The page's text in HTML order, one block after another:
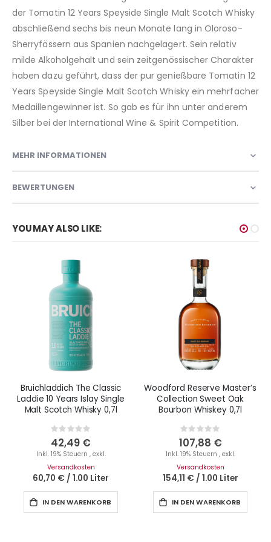
der Tomatin 12 Years Speyside Single Malt Scotch Whisky
abschließend sechs bis neun Monate lang in Oloroso-
Sherryfässern aus Spanien nachgelagert. Sein relativ
milde Alkoholgehalt und sein zeitgenössischer Charakter
haben dazu geführt, dass der pur genießbare Tomatin 12
Years Speyside Single Malt Scotch Whisky ein mehrfacher
Medaillengewinner ist. So gab es für ihn unter anderem
Silber bei der International Wine & Spirit Competition.
MEHR INFORMATIONEN
BEWERTUNGEN
YOU MAY ALSO LIKE:
Bruichladdich The Classic
Laddie 10 Years Islay Single
Malt Scotch Whisky 0,7l
Rating:
0%
42,49 €
Inkl. 19% Steuern , exkl.
Versandkosten
60,70 € / 1.00 Liter
IN DEN WARENKORB
Woodford Reserve Master’s
Collection Sweet Oak
Bourbon Whiskey 0,7l
Rating:
0%
107,88 €
Inkl. 19% Steuern , exkl.
Versandkosten
154,11 € / 1.00 Liter
IN DEN WARENKORB